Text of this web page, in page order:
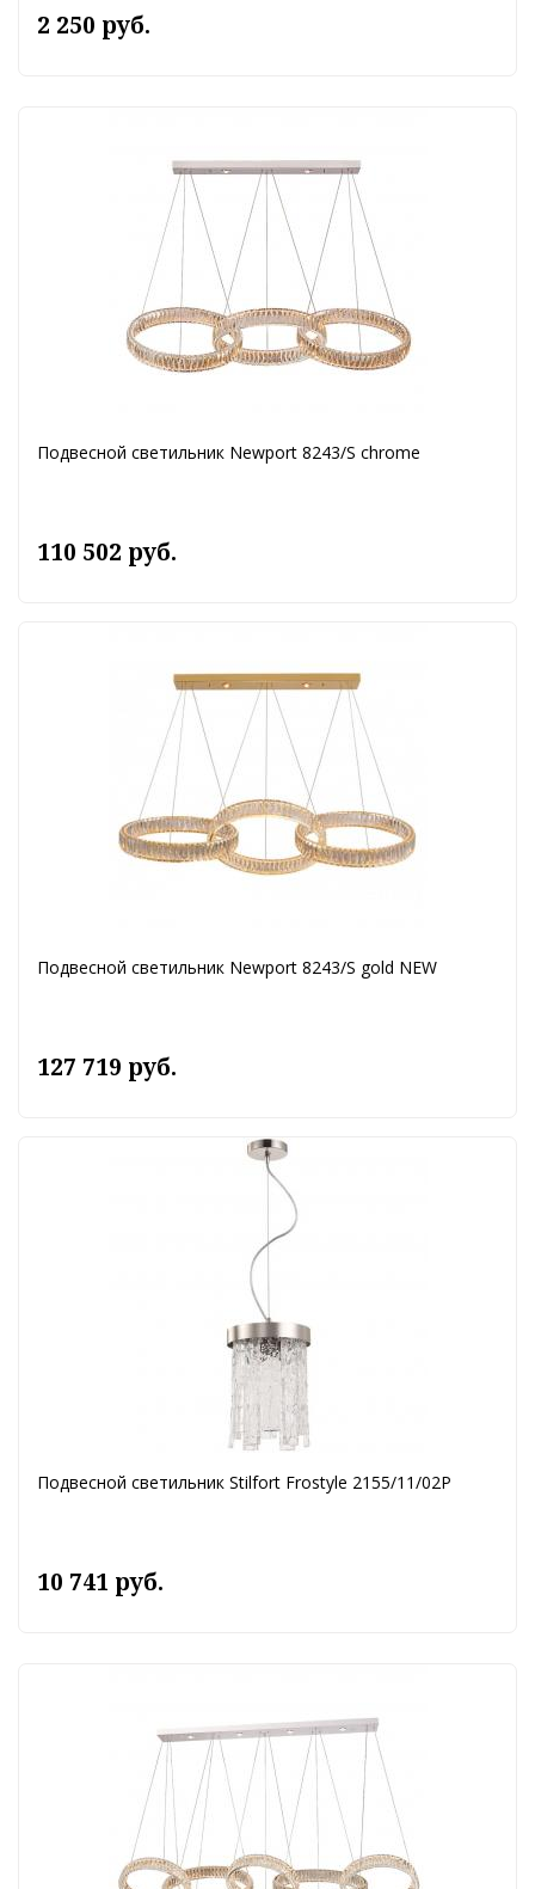
2 250 руб.
Подвесной светильник Newport 8243/S chrome
110 502 руб.
Подвесной светильник Newport 8243/S gold NEW
127 719 руб.
Подвесной светильник Stilfort Frostyle 2155/11/02P
10 741 руб.